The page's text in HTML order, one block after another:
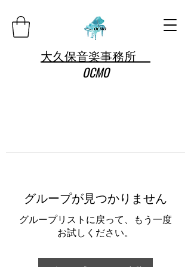
大久保音楽事務所
OCMO
グループが見つかりません
グループリストに戻って、もう一度
お試しください。